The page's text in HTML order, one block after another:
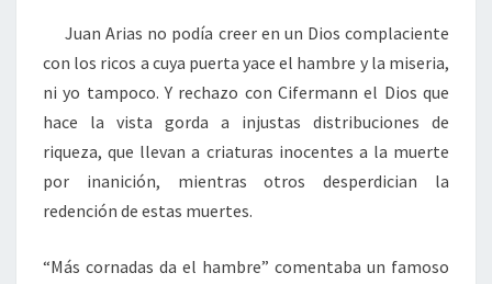
Juan Arias no podía creer en un Dios complaciente
con los ricos a cuya puerta yace el hambre y la miseria,
ni yo tampoco. Y rechazo con Cifermann el Dios que
hace la vista gorda a injustas distribuciones de
riqueza, que llevan a criaturas inocentes a la muerte
por inanición, mientras otros desperdician la
redención de estas muertes.
“Más cornadas da el hambre” comentaba un famoso